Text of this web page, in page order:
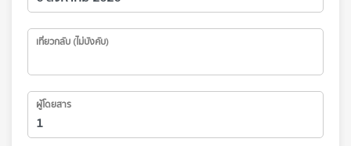
เที่ยวกลับ (ไม่บังคับ)
ผู้โดยสาร